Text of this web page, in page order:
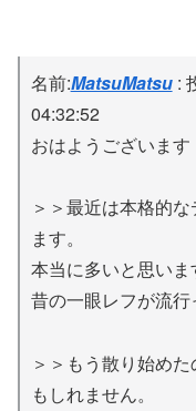
名前:MatsuMatsu:
04:32:52
おはようございます
＞＞最近は本格的
ます。
本当に多いと思いま
昔の一眼レフが流行
＞＞もう散り始め
もしれません。